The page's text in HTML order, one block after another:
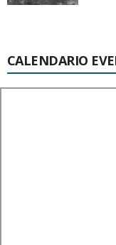
CALENDARIO